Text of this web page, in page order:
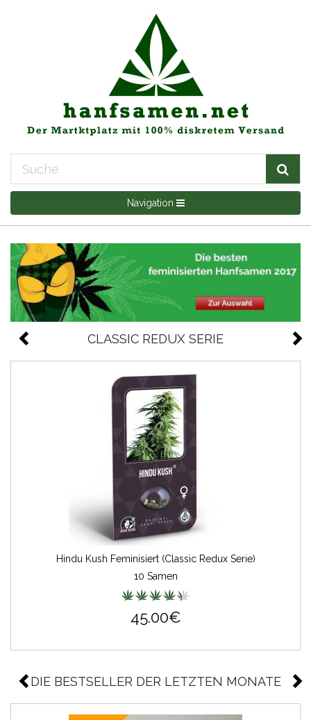
Navigation
CLASSIC REDUX SERIE
Hindu Kush Feminisiert (Classic Redux Serie)
10 Samen
45.00€
DIE BESTSELLER DER LETZTEN MONATE